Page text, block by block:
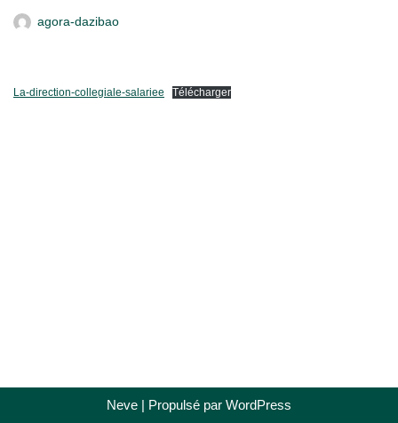
agora-dazibao
La-direction-collegiale-salariee Télécharger
Neve | Propulsé par WordPress